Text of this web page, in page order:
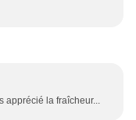
apprécié la fraîcheur...